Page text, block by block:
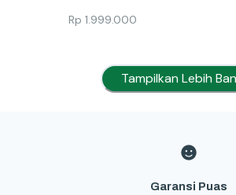
Rp 1.999.000
Tampilkan Lebih
Garansi Puas